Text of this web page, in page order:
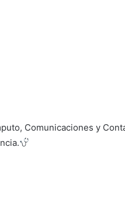
Comunicaciones y